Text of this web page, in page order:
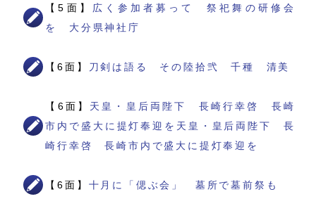
【5面】 広く参加者募って 祭祀舞の研修会
を 大分県神社庁
【6面】 刀剣は語る その陸拾弐 千種 清美
【6面】 天皇・皇后両陛下 長崎行幸啓 長崎
市内で盛大に提灯奉迎を天皇・皇后両陛下 長
崎行幸啓 長崎市内で盛大に提灯奉迎を
【6面】 十月に「偲ぶ会」 墓所で墓前祭も